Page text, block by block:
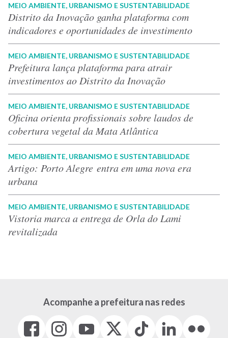
MEIO AMBIENTE, URBANISMO E SUSTENTABILIDADE
Distrito da Inovação ganha plataforma com
indicadores e oportunidades de investimento
MEIO AMBIENTE, URBANISMO E SUSTENTABILIDADE
Prefeitura lança plataforma para atrair
investimentos ao Distrito da Inovação
MEIO AMBIENTE, URBANISMO E SUSTENTABILIDADE
Oficina orienta profissionais sobre laudos de
cobertura vegetal da Mata Atlântica
MEIO AMBIENTE, URBANISMO E SUSTENTABILIDADE
Artigo: Porto Alegre entra em uma nova era
urbana
MEIO AMBIENTE, URBANISMO E SUSTENTABILIDADE
Vistoria marca a entrega de Orla do Lami
revitalizada
Acompanhe a prefeitura nas redes
Facebook
(link
Instagram
(link
(link
(Antigo
Tiktok
(link
LinkedIn
(link
(link